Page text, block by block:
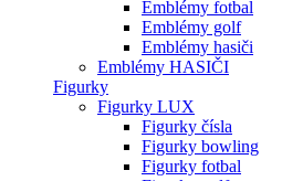
Emblémy fotbal
Emblémy golf
Emblémy hasiči
Emblémy HASIČI
Figurky
Figurky LUX
Figurky čísla
Figurky bowling
Figurky fotbal